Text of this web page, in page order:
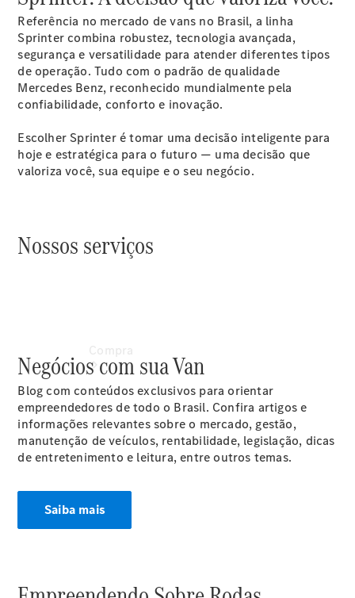
eSprinter
Truck
eSprinter
Furgão
eSprinter
Vidrado
especiais
Agendar
Test Drive
Referência no mercado de vans no Brasil, a linha
Sprinter combina robustez, tecnologia avançada,
segurança e versatilidade para atender diferentes tipos
de operação. Tudo com o padrão de qualidade
Mercedes Benz, reconhecido mundialmente pela
confiabilidade, conforto e inovação.
Escolher Sprinter é tomar uma decisão inteligente para
hoje e estratégica para o futuro — uma decisão que
valoriza você, sua equipe e o seu negócio.
Nossos serviços
Negócios com sua Van
Blog com conteúdos exclusivos para orientar
empreendedores de todo o Brasil. Confira artigos e
informações relevantes sobre o mercado, gestão,
manutenção de veículos, rentabilidade, legislação, dicas
de entretenimento e leitura, entre outros temas.
Saiba mais